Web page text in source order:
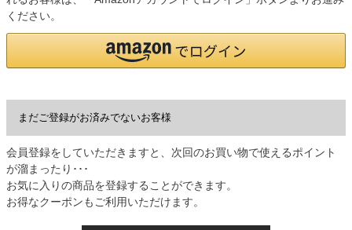
ください。
まだご登録がお済みでないお客様
会員登録をしていただきますと、次回のお買い物で使えるポイント
が溜まったり･･･
お気に入りの商品を登録することができます。
お得なクーポンもご利用いただけます。